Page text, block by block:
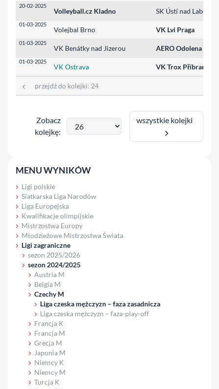
20-02-2025
Volleyball.cz Kladno SK Ústí nad Labem
01-03-2025
Volejbal Brno VK Lvi Praga
01-03-2025
VK Benátky nad Jizerou AERO Odolena Voda
01-03-2025
VK Ostrava VK Trox Příbram
przejdź do kolejki: 24
Zobacz
kolejkę:
wszystkie kolejki
MENU WYNIKÓW
Ligi polskie
Siatkarska Liga Narodów
Liga Europejska
Kwalifikacje olimpijskie
Mistrzostwa Europy
Młodzieżowe Mistrzostwa Świata
Ligi zagraniczne
sezon 2025/2026
sezon 2024/2025
Austria M
Belgia M
Czechy M
Liga czeska mężczyzn – faza zasadnicza
Liga czeska mężczyzn – faza-play-off
Francja K
Francja M
Grecja M
Japonia M
Niemcy K
Niemcy M
Turcja K